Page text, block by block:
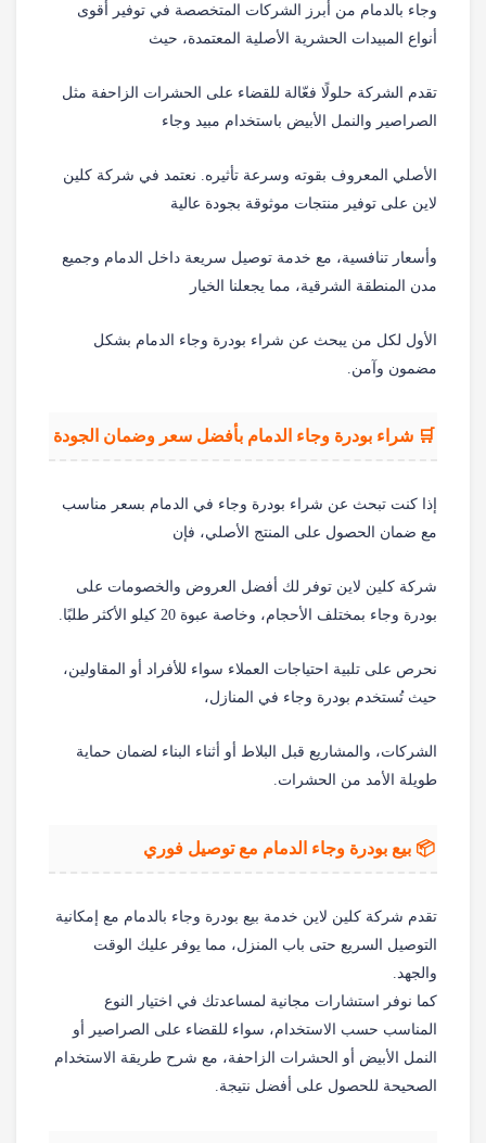
وجاء بالدمام من أبرز الشركات المتخصصة في توفير أقوى
أنواع المبيدات الحشرية الأصلية المعتمدة، حيث
تقدم الشركة حلولًا فعّالة للقضاء على الحشرات الزاحفة مثل
الصراصير والنمل الأبيض باستخدام مبيد وجاء
الأصلي المعروف بقوته وسرعة تأثيره. نعتمد في شركة كلين
لاين على توفير منتجات موثوقة بجودة عالية
وأسعار تنافسية، مع خدمة توصيل سريعة داخل الدمام وجميع
مدن المنطقة الشرقية، مما يجعلنا الخيار
الأول لكل من يبحث عن شراء بودرة وجاء الدمام بشكل
مضمون وآمن.
🛒 شراء بودرة وجاء الدمام بأفضل سعر وضمان الجودة
إذا كنت تبحث عن شراء بودرة وجاء في الدمام بسعر مناسب
مع ضمان الحصول على المنتج الأصلي، فإن
شركة كلين لاين توفر لك أفضل العروض والخصومات على
بودرة وجاء بمختلف الأحجام، وخاصة عبوة 20 كيلو الأكثر طلبًا.
نحرص على تلبية احتياجات العملاء سواء للأفراد أو المقاولين،
حيث تُستخدم بودرة وجاء في المنازل،
الشركات، والمشاريع قبل البلاط أو أثناء البناء لضمان حماية
طويلة الأمد من الحشرات.
📦 بيع بودرة وجاء الدمام مع توصيل فوري
تقدم شركة كلين لاين خدمة بيع بودرة وجاء بالدمام مع إمكانية
التوصيل السريع حتى باب المنزل، مما يوفر عليك الوقت
والجهد.
كما نوفر استشارات مجانية لمساعدتك في اختيار النوع
المناسب حسب الاستخدام، سواء للقضاء على الصراصير أو
النمل الأبيض أو الحشرات الزاحفة، مع شرح طريقة الاستخدام
الصحيحة للحصول على أفضل نتيجة.